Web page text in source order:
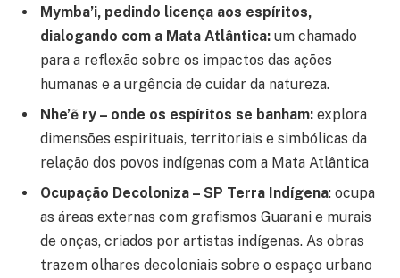
Mymba’i, pedindo licença aos espíritos,
dialogando com a Mata Atlântica: um chamado
para a reflexão sobre os impactos das ações
humanas e a urgência de cuidar da natureza.
Nhe’ẽ ry – onde os espíritos se banham: explora
dimensões espirituais, territoriais e simbólicas da
relação dos povos indígenas com a Mata Atlântica
Ocupação Decoloniza – SP Terra Indígena: ocupa
as áreas externas com grafismos Guarani e murais
de onças, criados por artistas indígenas. As obras
trazem olhares decoloniais sobre o espaço urbano